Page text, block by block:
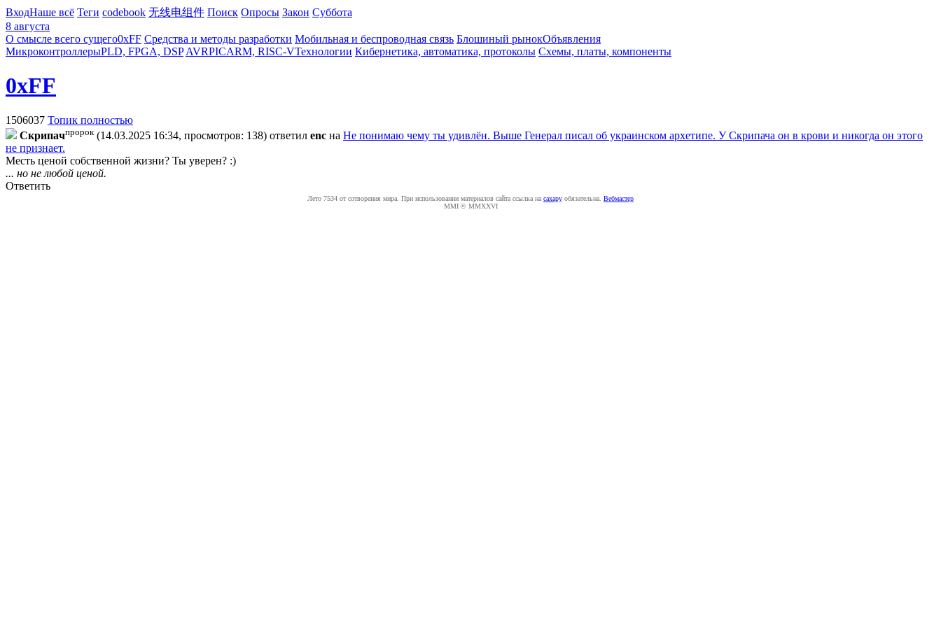
ВходНаше всё Теги codebook 无线电组件 Поиск Опросы Закон Суббота
8 августа
О смысле всего сущего0xFF Средства и методы разработки Мобильная и беспроводная связь Блошиный рынокОбъявления
МикроконтроллерыPLD, FPGA, DSP AVRPICARM, RISC-VТехнологии Кибернетика, автоматика, протоколы Схемы, платы, компоненты
0xFF
1506037 Топик полностью
Cкpипaчпророк (14.03.2025 16:34, просмотров: 138) ответил enc на Не понимаю чему ты удивлён. Выше Генерал писал об украинском архетипе. У Скрипача он в крови и никогда он этого
не признает.
Месть ценой собственной жизни? Ты уверен? :)
... но не любой ценой.
Ответить
Лето 7534 от сотворения мира. При использовании материалов сайта ссылка на caxapу обязательна. Вебмастер
MMI © MMXXVI